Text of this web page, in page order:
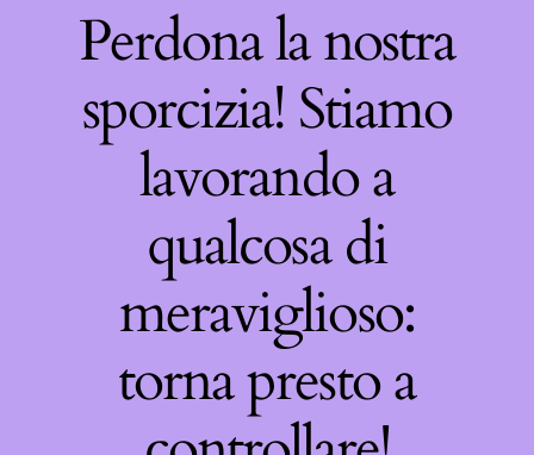
Perdona la nostra
sporcizia! Stiamo
lavorando a
qualcosa di
meraviglioso:
torna presto a